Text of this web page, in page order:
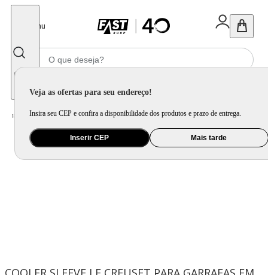
Menu
Veja as ofertas para seu endereço!
Insira seu CEP e confira a disponibilidade dos produtos e prazo de entrega.
Inserir CEP Mais tarde
Home Praia e Piscina / Caixa Térmica e Cooler